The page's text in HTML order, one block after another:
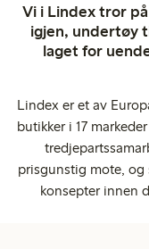
Vi i Lindex tror
igjen, undertøy
laget for
Lindex er et av
butikker i 17
prisgunstig mote,
konsepter innen